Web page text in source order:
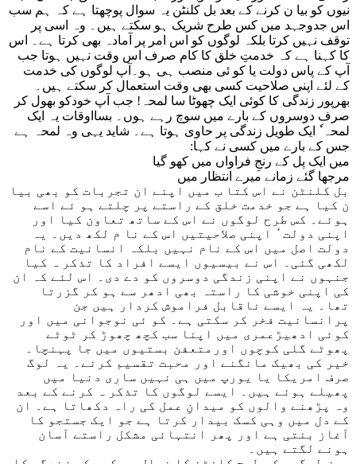
نیوں کو بیا ن کرنے کے بعد بل کلنٹن یہ سوال پوچھتا ہے کہ ہم سب
اس جدوجہد میں کس طرح شریک ہو سکتے ہیں۔ وہ اسی پر
توقف نہیں کرتا بلکہ لوگوں کو اس امر پر آمادہ بھی کرتا ہے۔ اس
کا کہنا ہے کہ خدمتِ خلق کا کام صرف اس وقت نہیں ہوتا جب
آپ کے پاس دولت یا کو ئی منصب ہی ہو۔آپ لوگوں کی خدمت
کے لئے اپنی صلاحیت کسی بھی وقت استعمال کر سکتے ہیں۔
بھرپور زندگی کا کوئی ایک چھوٹا سا لمحہ! جب آپ خودکو بھول کر
صرف دوسروں کے بارے میں سوچ رہے ہوں۔ بسااوقات یہ ایک
لمحہ ٗ ایک طویل زندگی پر حاوی ہوتا ہے۔ شاید یہی وہ لمحہ ہے
جس کے بارے میں کسی نے کہا:
میں ایک پل کے رنجِ فراواں میں کھو گیا
مرجھا گئے زمانے میرے انتظار میں
بل کلنٹن نے اس کتا ب میں اپنے ان تجربات کو بھی بیا
ن کیا ہے جو خدمت خلق کے راستے پر چلتے ہو ئے اسے
ہوئے۔ کس طرح لوگوں نے اس کے ساتھ تعاون کیا اور
اپنی دولت ٗ اپنی صلاحیتیں اس کے نا م لکھ دیں۔ یہ
دولت اصل میں اس کے نام نہیں بلکہ انسانیت کے نام
لکھی گئی۔ اس نے بیسیوں ایسے افراد کا تذکر ہ کیا
جنہوں نے اپنی زندگی دوسروں کو دے دی۔ اس لئے کہ ان
کی اپنی خوشی کا راستہ بھی ادھر سے ہو کر گزرتا
تھا۔ یہ ایسے ناقابل فراموش کردار ہیں جن
پرانسانیت فخر کر سکتی ہے۔ کو ئی نوجوانی میں اور
کوئی ادھیڑعمری میں اپنا سب کچھ چھوڑ کر ٹوٹے
پھوٹے گلی کوچوں اورمتعفن بستیوں میں جا پہنچا۔
خیر کی بھیک مانگنے اور محبت تقسیم کرنے۔ یہ لوگ
صرف امریکا یا یورپ میں ہی نہیں ساری دنیا میں
پھیلے ہوئے ہیں۔ ایسے لوگوں کا تذکر ہ کرنے کے بعد
وہ پڑھنے والوں کو میدانِ عمل کی راہ دکھاتا ہے۔ ان
کے دل میں وہی کسک بیدار کرتا ہے جو ایک جستجو کا
آغاز بنتی ہے اور پھر انتہائی مشکل راستے آسان
ہونے لگتے ہیں۔